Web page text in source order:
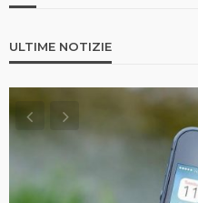
ULTIME NOTIZIE